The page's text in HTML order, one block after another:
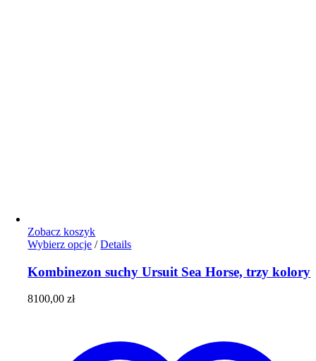
Zobacz koszyk
Wybierz opcje Ten
ma
wiele
na
stronie
/ Details
Kombinezon suchy Ursuit Sea Horse, trzy kolory
8100,00zł